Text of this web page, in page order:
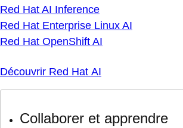
Red Hat AI Inference
Red Hat Enterprise Linux AI
Red Hat OpenShift AI
Découvrir Red Hat AI
Collaborer et apprendre